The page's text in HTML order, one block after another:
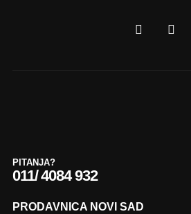
PITANJA?
011/ 4084 932
PRODAVNICA NOVI SAD